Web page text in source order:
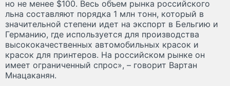
но не менее $100. Весь объем рынка российского
льна составляют порядка 1 млн тонн, который в
значительной степени идет на экспорт в Бельгию и
Германию, где используется для производства
высококачественных автомобильных красок и
красок для принтеров. На российском рынке он
имеет ограниченный спрос», – говорит Вартан
Мнацаканян.